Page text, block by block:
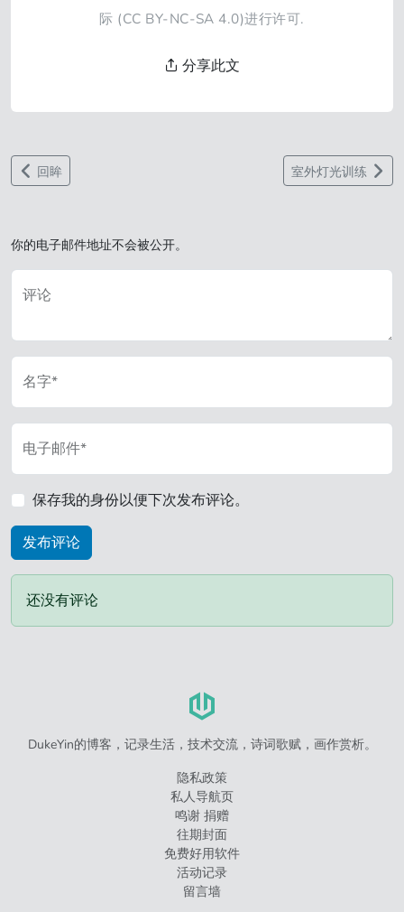
际 (CC BY-NC-SA 4.0)进行许可.
分享此文
回眸 室外灯光训练
你的电子邮件地址不会被公开。
评论
名字*
电子邮件*
保存我的身份以便下次发布评论。
还没有评论
DukeYin的博客，记录生活，技术交流，诗词歌赋，画作赏析。
隐私政策
私人导航页
鸣谢 捐赠
往期封面
免费好用软件
活动记录
留言墙